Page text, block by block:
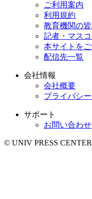
ご利用案内
利用規約
教育機関の
記者・マス
本サイトを
配信先一覧
会社情報
会社概要
プライバシ
サポート
お問い合わせ
© UNIV PRESS